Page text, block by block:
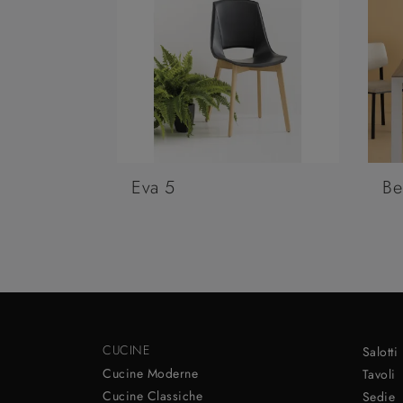
Eva 5
CUCINE
Cucine Moderne
Cucine Classiche
Salotti
Tavoli
Sedie